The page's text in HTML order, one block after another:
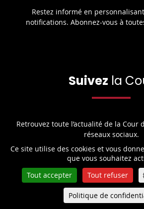
Ce site utilise des cookies et vous
que vous souhaitez
Tout accepter
Tout refuser
Politique de
Restez informé en
notifications. Abonnez-vous à
Suivez la
Retrouvez toute l’actualité de la Cour
réseaux sociaux.
ShareShare
on
Facebook
Share
on
Queue-Fair